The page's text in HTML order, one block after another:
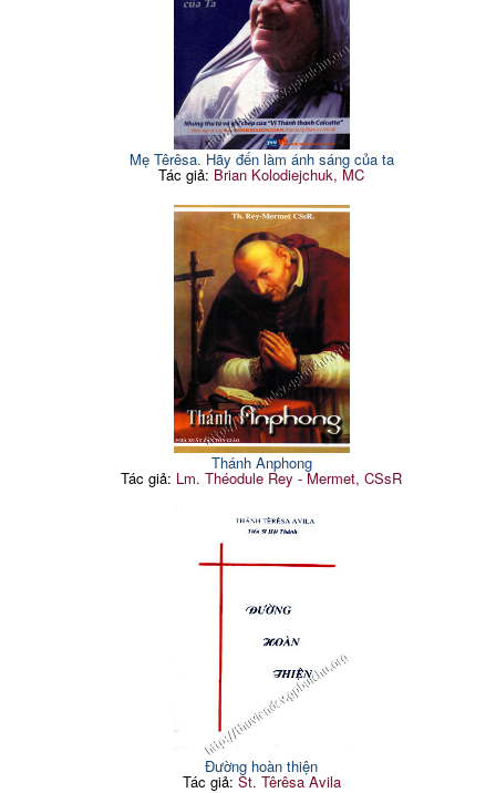
Mẹ Têrêsa. Hãy đến làm ánh sáng của ta
Tác giả: Brian Kolodiejchuk, MC
Thánh Anphong
Tác giả: Lm. Théodule Rey - Mermet, CSsR
Đường hoàn thiện
Tác giả: St. Têrêsa Avila